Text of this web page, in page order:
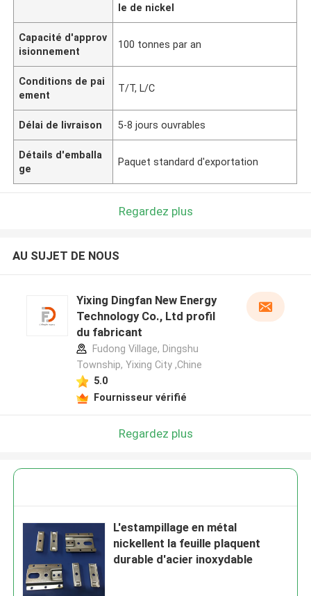
le de nickel
Capacité d'approv
isionnement
100 tonnes par an
Conditions de pai
ement
T/T, L/C
Délai de livraison 5-8 jours ouvrables
Détails d'emballa
ge
Paquet standard d'exportation
Regardez plus
AU SUJET DE NOUS
Yixing Dingfan New Energy
Technology Co., Ltd profil
du fabricant
Fudong Village, Dingshu
Township, Yixing City ,Chine
5.0
Fournisseur vérifié
Regardez plus
L'estampillage en métal
nickellent la feuille plaquent
durable d'acier inoxydable